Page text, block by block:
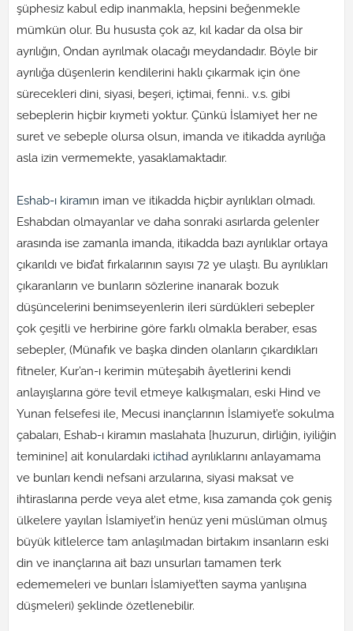
şüphesiz kabul edip inanmakla, hepsini beğenmekle
mümkün olur. Bu hususta çok az, kıl kadar da olsa bir
ayrılığın, Ondan ayrılmak olacağı meydandadır. Böyle bir
ayrılığa düşenlerin kendilerini haklı çıkarmak için öne
sürecekleri dini, siyasi, beşeri, içtimai, fenni.. v.s. gibi
sebeplerin hiçbir kıymeti yoktur. Çünkü İslamiyet her ne
suret ve sebeple olursa olsun, imanda ve itikadda ayrılığa
asla izin vermemekte, yasaklamaktadır.
Eshab-ı kiramın iman ve itikadda hiçbir ayrılıkları olmadı.
Eshabdan olmayanlar ve daha sonraki asırlarda gelenler
arasında ise zamanla imanda, itikadda bazı ayrılıklar ortaya
çıkarıldı ve bid’at fırkalarının sayısı 72 ye ulaştı. Bu ayrılıkları
çıkaranların ve bunların sözlerine inanarak bozuk
düşüncelerini benimseyenlerin ileri sürdükleri sebepler
çok çeşitli ve herbirine göre farklı olmakla beraber, esas
sebepler, (Münafık ve başka dinden olanların çıkardıkları
fitneler, Kur’an-ı kerimin müteşabih âyetlerini kendi
anlayışlarına göre tevil etmeye kalkışmaları, eski Hind ve
Yunan felsefesi ile, Mecusi inançlarının İslamiyet’e sokulma
çabaları, Eshab-ı kiramın maslahata [huzurun, dirliğin, iyiliğin
teminine] ait konulardaki ictihad ayrılıklarını anlayamama
ve bunları kendi nefsani arzularına, siyasi maksat ve
ihtiraslarına perde veya alet etme, kısa zamanda çok geniş
ülkelere yayılan İslamiyet’in henüz yeni müslüman olmuş
büyük kitlelerce tam anlaşılmadan birtakım insanların eski
din ve inançlarına ait bazı unsurları tamamen terk
edememeleri ve bunları İslamiyet’ten sayma yanlışına
düşmeleri) şeklinde özetlenebilir.